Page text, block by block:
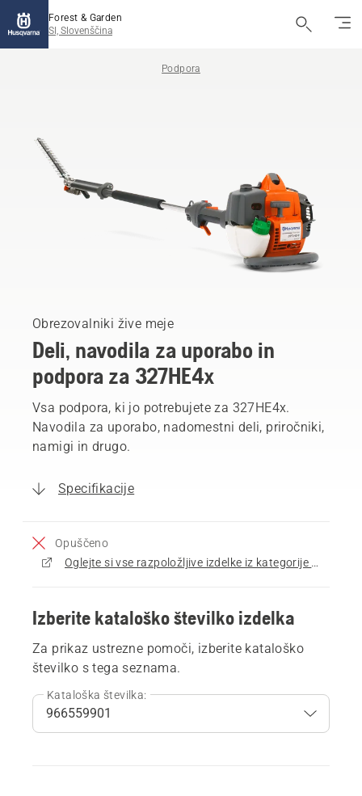
Forest & Garden
SI, Slovenščina
Podpora
Obrezovalniki žive meje
Deli, navodila za uporabo in
podpora za 327HE4x
Vsa podpora, ki jo potrebujete za 327HE4x.
Navodila za uporabo, nadomestni deli, priročniki,
namigi in drugo.
Specifikacije
Opuščeno
Oglejte si vse razpoložljive izdelke iz kategorije Obrezovalniki žive meje
Izberite kataloško številko izdelka
Za prikaz ustrezne pomoči, izberite kataloško
številko s tega seznama.
Kataloška številka: